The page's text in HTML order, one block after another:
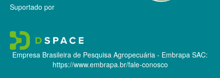
Suportado por
Empresa Brasileira de Pesquisa Agropecuária - Embrapa SAC:
https://www.embrapa.br/fale-conosco